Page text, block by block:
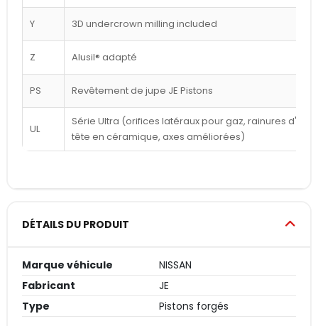
Y 3D undercrown milling included
Z Alusil® adapté
PS Revêtement de jupe JE Pistons
UL
Série Ultra (orifices latéraux pour gaz, rainures
tête en céramique, axes améliorées)
DÉTAILS DU PRODUIT
Marque véhicule
NISSAN
Fabricant
JE
Type
Pistons forgés